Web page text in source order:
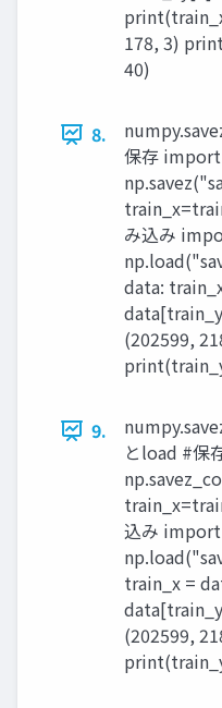
178, 3)
40)
8.
保存
み込み
data:
(202599,
9.
とload #保
込み
train_x =
(202599,